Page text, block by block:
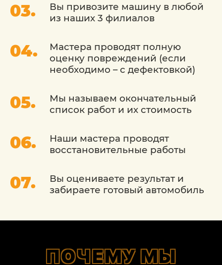
Вы привозите машину в любой
из наших 3 филиалов
Мастера проводят полную
оценку повреждений (если
необходимо – с дефектовкой)
Мы называем окончательный
список работ и их стоимость
Наши мастера проводят
восстановительные работы
Вы оцениваете результат и
забираете готовый автомобиль
ПОЧЕМУ МЫ